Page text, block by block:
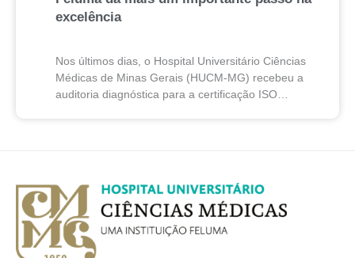
excelência
Nos últimos dias, o Hospital Universitário Ciências
Médicas de Minas Gerais (HUCM-MG) recebeu a
auditoria diagnóstica para a certificação ISO